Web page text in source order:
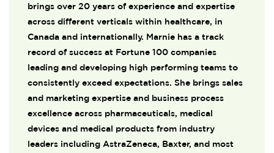
brings over 20 years of experience and expertise
across different verticals within healthcare, in
Canada and internationally. Marnie has a track
record of success at Fortune 100 companies
leading and developing high performing teams to
consistently exceed expectations. She brings sales
and marketing expertise and business process
excellence across pharmaceuticals, medical
devices and medical products from industry
leaders including AstraZeneca, Baxter, and most